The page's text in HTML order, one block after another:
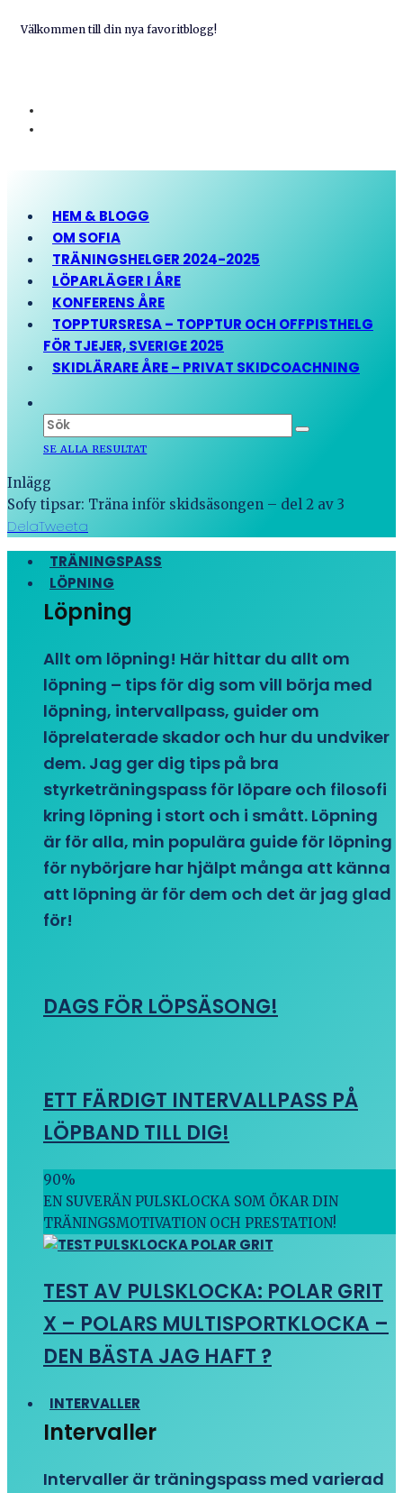
Välkommen till din nya favoritblogg!
HEM & BLOGG
OM SOFIA
TRÄNINGSHELGER 2024-2025
LÖPARLÄGER I ÅRE
KONFERENS ÅRE
TOPPTURSRESA – TOPPTUR OCH OFFPISTHELG
FÖR TJEJER, SVERIGE 2025
SKIDLÄRARE ÅRE – PRIVAT SKIDCOACHNING
SE ALLA RESULTAT
Inlägg
Sofy tipsar: Träna inför skidsäsongen – del 2 av 3
DelaTweeta
TRÄNINGSPASS
LÖPNING
Löpning
Allt om löpning! Här hittar du allt om
löpning – tips för dig som vill börja med
löpning, intervallpass, guider om
löprelaterade skador och hur du undviker
dem. Jag ger dig tips på bra
styrketräningspass för löpare och filosofi
kring löpning i stort och i smått. Löpning
är för alla, min populära guide för löpning
för nybörjare har hjälpt många att känna
att löpning är för dem och det är jag glad
för!
DAGS FÖR LÖPSÄSONG!
ETT FÄRDIGT INTERVALLPASS PÅ
LÖPBAND TILL DIG!
90%
EN SUVERÄN PULSKLOCKA SOM ÖKAR DIN
TRÄNINGSMOTIVATION OCH PRESTATION!
TEST AV PULSKLOCKA: POLAR GRIT
X – POLARS MULTISPORTKLOCKA –
DEN BÄSTA JAG HAFT ?
INTERVALLER
Intervaller
Intervaller är träningspass med varierad